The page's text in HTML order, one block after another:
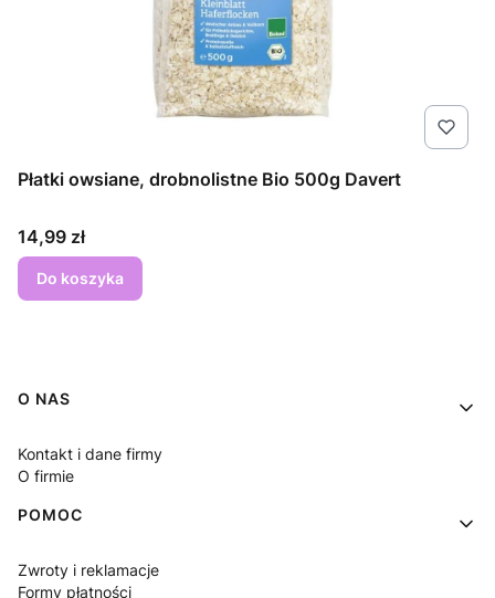
Płatki owsiane, drobnolistne Bio 500g Davert
Cena
14,99 zł
Do koszyka
Linki w stopce
O NAS
Kontakt i dane firmy
O firmie
POMOC
Zwroty i reklamacje
Formy płatności